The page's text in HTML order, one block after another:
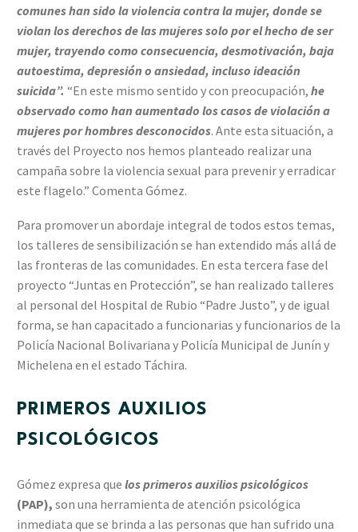
comunes han sido la violencia contra la mujer, donde se
violan los derechos de las mujeres solo por el hecho de ser
mujer, trayendo como consecuencia, desmotivación, baja
autoestima, depresión o ansiedad, incluso ideación
suicida”. “En este mismo sentido y con preocupación, he
observado como han aumentado los casos de violación a
mujeres por hombres desconocidos. Ante esta situación, a
través del Proyecto nos hemos planteado realizar una
campaña sobre la violencia sexual para prevenir y erradicar
este flagelo.” Comenta Gómez.
Para promover un abordaje integral de todos estos temas,
los talleres de sensibilización se han extendido más allá de
las fronteras de las comunidades. En esta tercera fase del
proyecto “Juntas en Protección”, se han realizado talleres
al personal del Hospital de Rubio “Padre Justo”, y de igual
forma, se han capacitado a funcionarias y funcionarios de la
Policía Nacional Bolivariana y Policía Municipal de Junín y
Michelena en el estado Táchira.
PRIMEROS AUXILIOS
PSICOLÓGICOS
Gómez expresa que los primeros auxilios psicológicos
(PAP), son una herramienta de atención psicológica
inmediata que se brinda a las personas que han sufrido una